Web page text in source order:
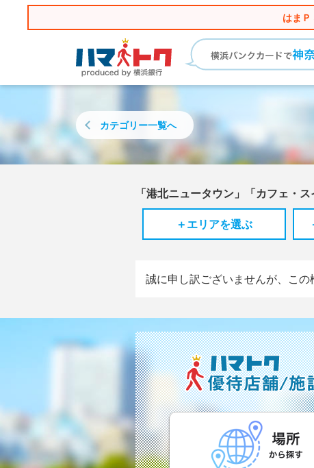
はま
カテゴリー一覧へ
「港北ニュータウン」「カフェ・
＋エリアを選ぶ
誠に申し訳ございませんが、こ